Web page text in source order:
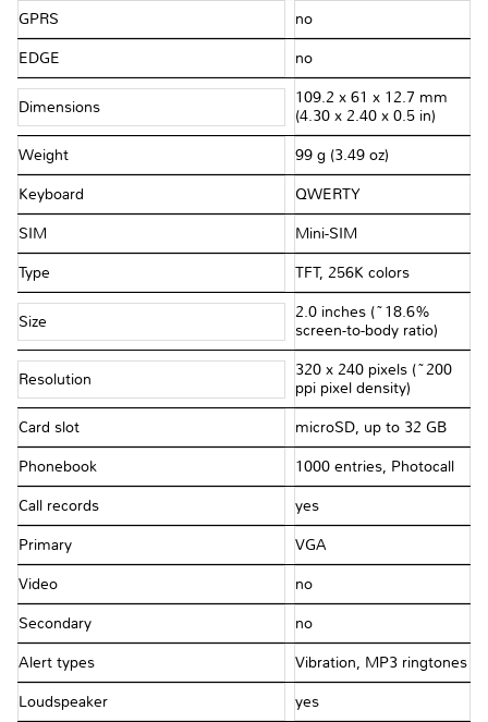
GPRS no
EDGE no
Dimensions
109.2 x 61 x 12.7 mm
(4.30 x 2.40 x 0.5 in)
Weight 99 g (3.49 oz)
Keyboard QWERTY
SIM Mini-SIM
Type TFT, 256K colors
Size
2.0 inches (~18.6%
screen-to-body ratio)
Resolution
320 x 240 pixels (~200
ppi pixel density)
Card slot microSD, up to 32 GB
Phonebook 1000 entries, Photocall
Call records yes
Primary VGA
Video no
Secondary no
Alert types Vibration, MP3 ringtones
Loudspeaker yes